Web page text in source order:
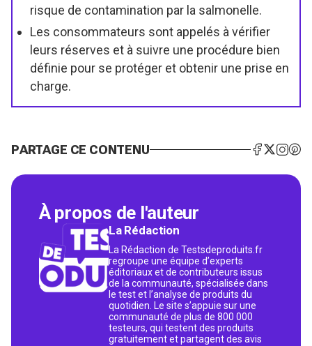
risque de contamination par la salmonelle.
Les consommateurs sont appelés à vérifier
leurs réserves et à suivre une procédure bien
définie pour se protéger et obtenir une prise en
charge.
PARTAGE CE CONTENU
À propos de l'auteur
La Rédaction
La Rédaction de Testsdeproduits.fr
regroupe une équipe d’experts
éditoriaux et de contributeurs issus
de la communauté, spécialisée dans
le test et l’analyse de produits du
quotidien. Le site s’appuie sur une
communauté de plus de 800 000
testeurs, qui testent des produits
gratuitement et partagent des avis